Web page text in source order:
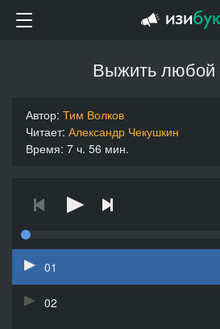
Выжить любой
Автор: Тим Волков
Читает: Александр Чекушкин
Время: 7 ч. 56 мин.
01
02